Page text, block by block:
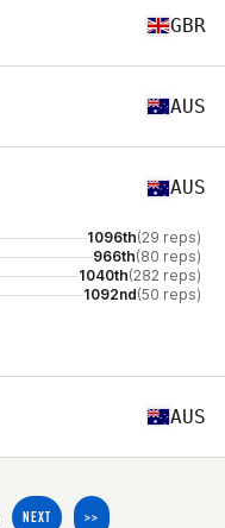
GBR
AUS
AUS
1096th(29 reps)
966th(80 reps)
1040th(282 reps)
1092nd(50 reps)
AUS
NEXT >>